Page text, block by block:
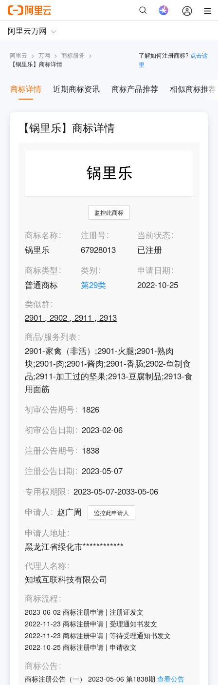
阿里云 > 万网 > 商标服务 >
【锅里乐】商标详情
了解如何注册商标? 点击这
里
商标详情 近期商标资讯 商标产品推荐 相似商标推荐
【锅里乐】商标详情
监控此商标
商标名称
锅里乐
注册号
67928013
当前状态
已注册
商标类型
普通商标
类别
第29类
申请日期
2022-10-25
类似群
2901 ,2902 ,2911 ,2913
商品/服务列表
2901-家禽（非活）;2901-火腿;2901-熟肉
块;2901-肉;2901-酱肉;2901-香肠;2902-鱼制食
品;2911-加工过的坚果;2913-豆腐制品;2913-食
用面筋
初审公告期号
1826
初审公告日期
2023-02-06
注册公告期号
1838
注册公告日期
2023-05-07
专用权期限
2023-05-07-2033-05-06
申请人
赵广周 监控此申请人
申请人地址
黑龙江省绥化市************
代理人名称
知域互联科技有限公司
商标流程
2023-06-02 商标注册申请 |注册证发文
2022-11-23 商标注册申请 |受理通知书发文
2022-11-23 商标注册申请 |等待受理通知书发文
2022-10-25 商标注册申请 |申请收文
商标公告
商标注册公告（一） 2023-05-06 第1838期 查看公告